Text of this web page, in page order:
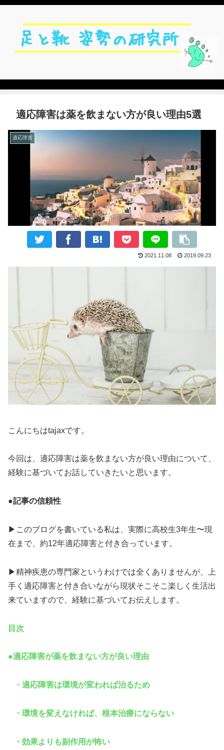
適応障害は薬を飲まない方が良い理由5選
適応障害
2021.11.08 2019.09.23
こんにちはtajaxです。
今回は、適応障害は薬を飲まない方が良い理由について、
経験に基づいてお話していきたいと思います。
●記事の信頼性
▶︎このブログを書いている私は、実際に高校生3年生〜現
在まで、約12年適応障害と付き合っています。
▶︎精神疾患の専門家というわけでは全くありませんが、上
手く適応障害と付き合いながら現状そこそこ楽しく生活出
来ていますので、経験に基づいてお伝えします。
目次
●適応障害が薬を飲まない方が良い理由
・適応障害は環境が変われば治るため
・環境を変えなければ、根本治療にならない
・効果よりも副作用が怖い